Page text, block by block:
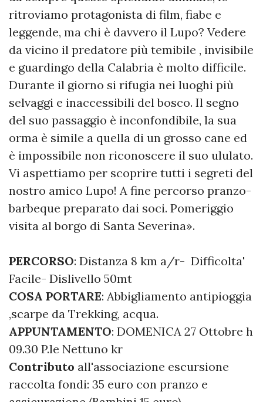
ritroviamo protagonista di film, fiabe e
leggende, ma chi è davvero il Lupo? Vedere
da vicino il predatore più temibile , invisibile
e guardingo della Calabria è molto difficile.
Durante il giorno si rifugia nei luoghi più
selvaggi e inaccessibili del bosco. Il segno
del suo passaggio è inconfondibile, la sua
orma è simile a quella di un grosso cane ed
è impossibile non riconoscere il suo ululato.
Vi aspettiamo per scoprire tutti i segreti del
nostro amico Lupo! A fine percorso pranzo-
barbeque preparato dai soci. Pomeriggio
visita al borgo di Santa Severina».
PERCORSO: Distanza 8 km a/r- Difficolta'
Facile- Dislivello 50mt
COSA PORTARE: Abbigliamento antipioggia
,scarpe da Trekking, acqua.
APPUNTAMENTO: DOMENICA 27 Ottobre h
09.30 P.le Nettuno kr
Contributo all'associazione escursione
raccolta fondi: 35 euro con pranzo e